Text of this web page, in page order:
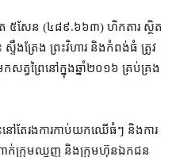
ត ៥​សែន (៤៨៩.៦៦៣) ហិកតារ ស្ថិត​
ស្ទឹងត្រែង ព្រះវិហារ និង​កំពង់ធំ ត្រូវ​
សត្វព្រៃ​នៅក្នុង​ឆ្នាំ​២០១៦ គ្រប់គ្រង​
ៅតែ​រង​ការ​កាប់​យក​ឈើ​ធំៗ និង​ការ​
សំណាក់​ក្រុម​ឈ្មួញ និង​ក្រុមហ៊ុន​ឯកជន​